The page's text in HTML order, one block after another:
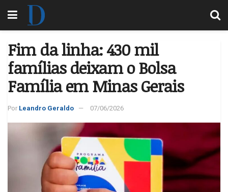
Fim da linha: 430 mil
famílias deixam o Bolsa
Família em Minas Gerais
Por Leandro Geraldo 07/06/2026